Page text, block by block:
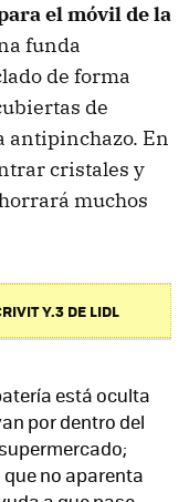
el móvil de la
funda
de forma
de
antipinchazo. En
cristales y
muchos
Y.3 DE LIDL
está oculta
por dentro del
no aparenta